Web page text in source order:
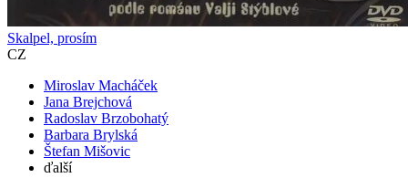
Skalpel, prosím
CZ
Miroslav Macháček
Jana Brejchová
Radoslav Brzobohatý
Barbara Brylská
Štefan Mišovic
ďalší